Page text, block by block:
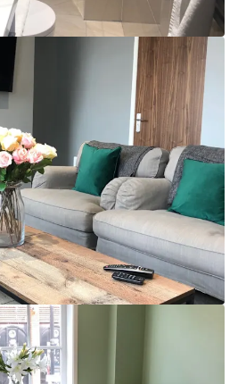
もっと見る